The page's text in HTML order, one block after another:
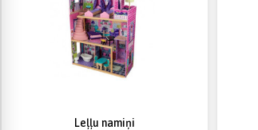
Leļļu namiņi